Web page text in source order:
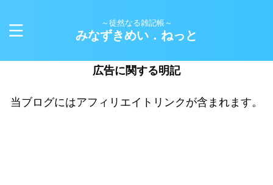
～徒然なる雑記帳～
みなずきめい．ねっと
広告に関する明記
当ブログにはアフィリエイトリンクが含まれます。